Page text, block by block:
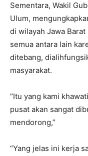
Sementara, Wakil
Ulum,
di wilayah Jawa
semua antara lain
ditebang,
masyarakat.
“Itu yang kami
pusat akan sangat
mendorong,”
“Yang jelas ini kerja